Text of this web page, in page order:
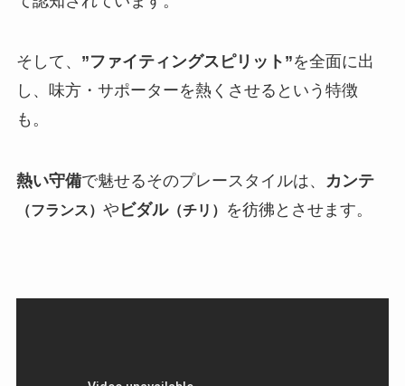
そして、 ”ファイティングスピリット”を全面に出
し、味方・サポーターを熱くさせるという特徴
も。
熱い守備で魅せるそのプレースタイルは、 カンテ
（フランス） や ビダル（チリ） を彷彿とさせます。